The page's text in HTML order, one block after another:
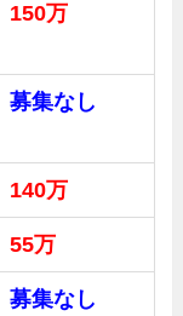
150万
募集なし
140万
55万
募集なし